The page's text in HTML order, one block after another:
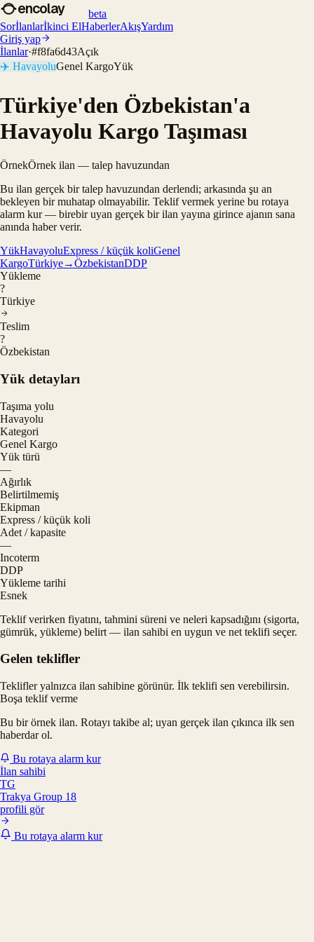
encolay
beta
Sorİlanlarİkinci ElHaberlerAkışYardım
Giriş yap
İlanlar·#f8fa6d43Açık
✈️ HavayoluGenel KargoYük
Türkiye'den Özbekistan'a
Havayolu Kargo Taşıması
ÖrnekÖrnek ilan — talep havuzundan
Bu ilan gerçek bir talep havuzundan derlendi; arkasında şu an
bekleyen bir muhatap olmayabilir. Teklif vermek yerine bu rotaya
alarm kur — birebir uyan gerçek bir ilan yayına girince ajanın sana
anında haber verir.
YükHavayoluExpress / küçük koliGenel
KargoTürkiye→ÖzbekistanDDP
Yükleme
?
Türkiye
Teslim
?
Özbekistan
Yük detayları
Taşıma yolu
Havayolu
Kategori
Genel Kargo
Yük türü
—
Ağırlık
Belirtilmemiş
Ekipman
Express / küçük koli
Adet / kapasite
—
Incoterm
DDP
Yükleme tarihi
Esnek
Teklif verirken fiyatını, tahmini süreni ve neleri kapsadığını (sigorta,
gümrük, yükleme) belirt — ilan sahibi en uygun ve net teklifi seçer.
Gelen teklifler
Teklifler yalnızca ilan sahibine görünür. İlk teklifi sen verebilirsin.
Boşa teklif verme
Bu bir örnek ilan. Rotayı takibe al; uyan gerçek ilan çıkınca ilk sen
haberdar ol.
Bu rotaya alarm kur
İlan sahibi
TG
Trakya Group 18
profili gör
Bu rotaya alarm kur